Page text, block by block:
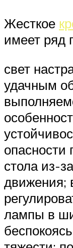
Жесткое
имеет ряд
свет
удачным
опасности
стола из-
движения;
лампы в